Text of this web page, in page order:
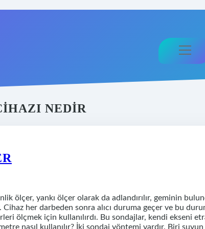
menüyü
aç
NEDIR
ölçer, yankı ölçer olarak da adlandırılır, geminin
her darbeden sonra alıcı duruma geçer ve bu
ölçmek için kullanılırdı. Bu sondajlar, kendi ekseni
nasıl kullanılır? İki sondaj yöntemi vardır. Biri